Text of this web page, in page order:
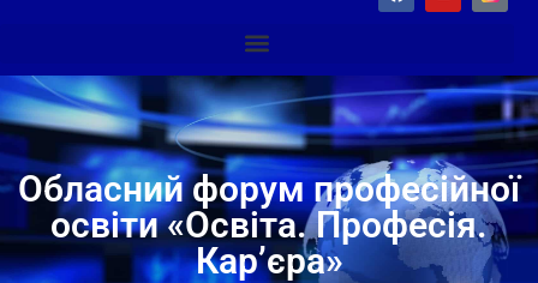
Обласний форум професійної
освіти «Освіта. Професія.
Кар’єра»